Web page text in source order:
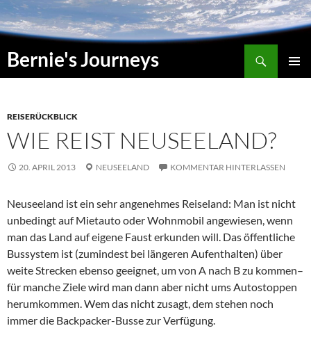
Zum
Inhalt
springen
Bernie's Journeys
Suchen
REISERÜCKBLICK
WIE REIST NEUSEELAND?
20. APRIL 2013 NEUSEELAND KOMMENTAR HINTERLASSEN
Neuseeland ist ein sehr angenehmes Reiseland: Man ist nicht
unbedingt auf Mietauto oder Wohnmobil angewiesen, wenn
man das Land auf eigene Faust erkunden will. Das öffentliche
Bussystem ist (zumindest bei längeren Aufenthalten) über
weite Strecken ebenso geeignet, um von A nach B zu kommen–
für manche Ziele wird man dann aber nicht ums Autostoppen
herumkommen. Wem das nicht zusagt, dem stehen noch
immer die Backpacker-Busse zur Verfügung.